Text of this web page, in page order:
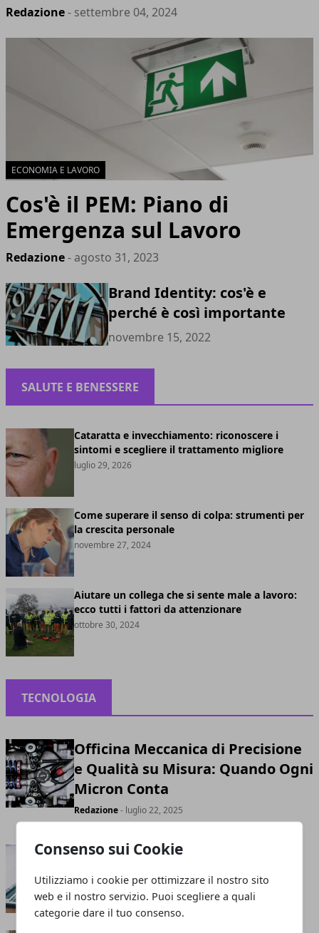
Consenso sui Cookie
Utilizziamo i cookie per ottimizzare il nostro sito
web e il nostro servizio. Puoi scegliere a quali
categorie dare il tuo consenso.
Redazione- settembre 04, 2024
ECONOMIA E LAVORO
Cos'è il PEM: Piano di
Emergenza sul Lavoro
Redazione- agosto 31, 2023
Brand Identity: cos'è e
perché è così importante
novembre 15, 2022
SALUTE E BENESSERE
Cataratta e invecchiamento: riconoscere i
sintomi e scegliere il trattamento migliore
luglio 29, 2026
Come superare il senso di colpa: strumenti per
la crescita personale
novembre 27, 2024
Aiutare un collega che si sente male a lavoro:
ecco tutti i fattori da attenzionare
ottobre 30, 2024
TECNOLOGIA
Officina Meccanica di Precisione
e Qualità su Misura: Quando Ogni
Micron Conta
Redazione- luglio 22, 2025
Software gestionali: come
scegliere il migliore
Redazione- marzo 12, 2024